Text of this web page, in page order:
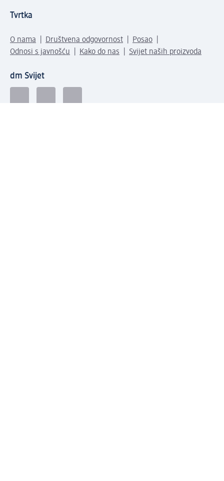
Tvrtka
O nama Društvena odgovornost
Posao
Odnosi s javnošću
Kako do nas Svijet naših proizvoda
dm Svijet